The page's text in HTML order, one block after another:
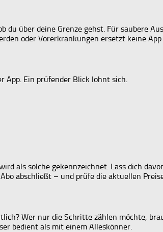
über deine Grenze gehst. Für saubere
oder Vorerkrankungen ersetzt keine
App. Ein prüfender Blick lohnt sich.
als solche gekennzeichnet. Lass dich
abschließt – und prüfe die aktuellen
Wer nur die Schritte zählen möchte,
bedient als mit einem Alleskönner.